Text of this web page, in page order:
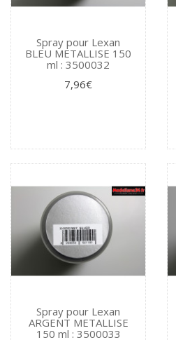
Spray pour Lexan
BLEU METALLISE 150
ml : 3500032
7,96€
Spray pour Lexan
ARGENT METALLISE
150 ml : 3500033